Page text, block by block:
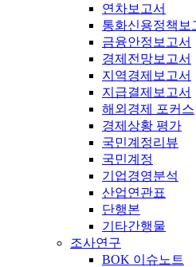
연차보고서
통화신용정책보
금융안정보고서
경제전망보고서
지역경제보고서
지급결제보고서
해외경제 포커스
경제상황 평가
국민계정리뷰
국민계정
기업경영분석
산업연관표
단행본
기타간행물
조사연구
BOK 이슈노트